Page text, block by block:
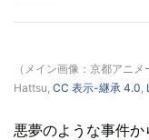
（メイン画像：京都アニ
Hattsu, CC 表示-継承 4.0
悪夢のような事件